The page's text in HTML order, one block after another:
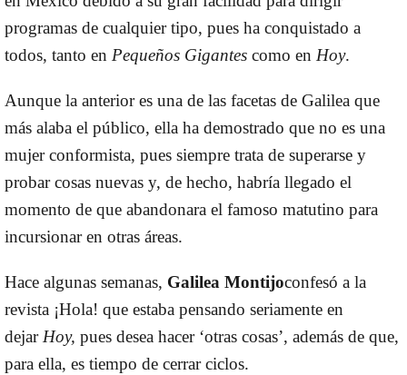
programas de cualquier tipo, pues ha conquistado a
todos, tanto en Pequeños Gigantes como en Hoy.
Aunque la anterior es una de las facetas de Galilea que
más alaba el público, ella ha demostrado que no es una
mujer conformista, pues siempre trata de superarse y
probar cosas nuevas y, de hecho, habría llegado el
momento de que abandonara el famoso matutino para
incursionar en otras áreas.
Hace algunas semanas, Galilea Montijoconfesó a la
revista ¡Hola! que estaba pensando seriamente en
dejar Hoy, pues desea hacer ‘otras cosas’, además de que,
para ella, es tiempo de cerrar ciclos.